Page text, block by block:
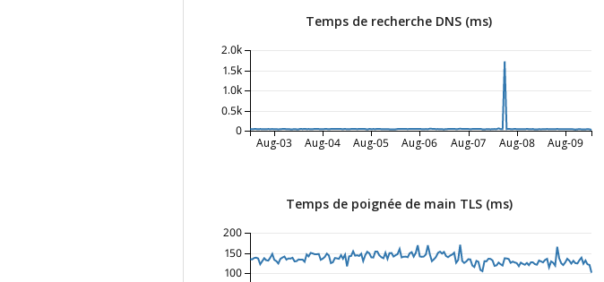
Temps de recherche DNS (ms)
Aug-03 Aug-04 Aug-05 Aug-06 Aug-07 Aug-08 Aug-09
0
0.5k
1.0k
1.5k
2.0k
Temps de poignée de main TLS (ms)
100
150
200